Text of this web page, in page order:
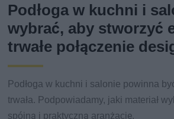
Podłoga w kuchni i
wybrać, aby stworzyć
trwałe połączenie
Podłoga w kuchni i salonie powinna
trwała. Podpowiadamy, jaki materiał
spójną i praktyczną aranżację.